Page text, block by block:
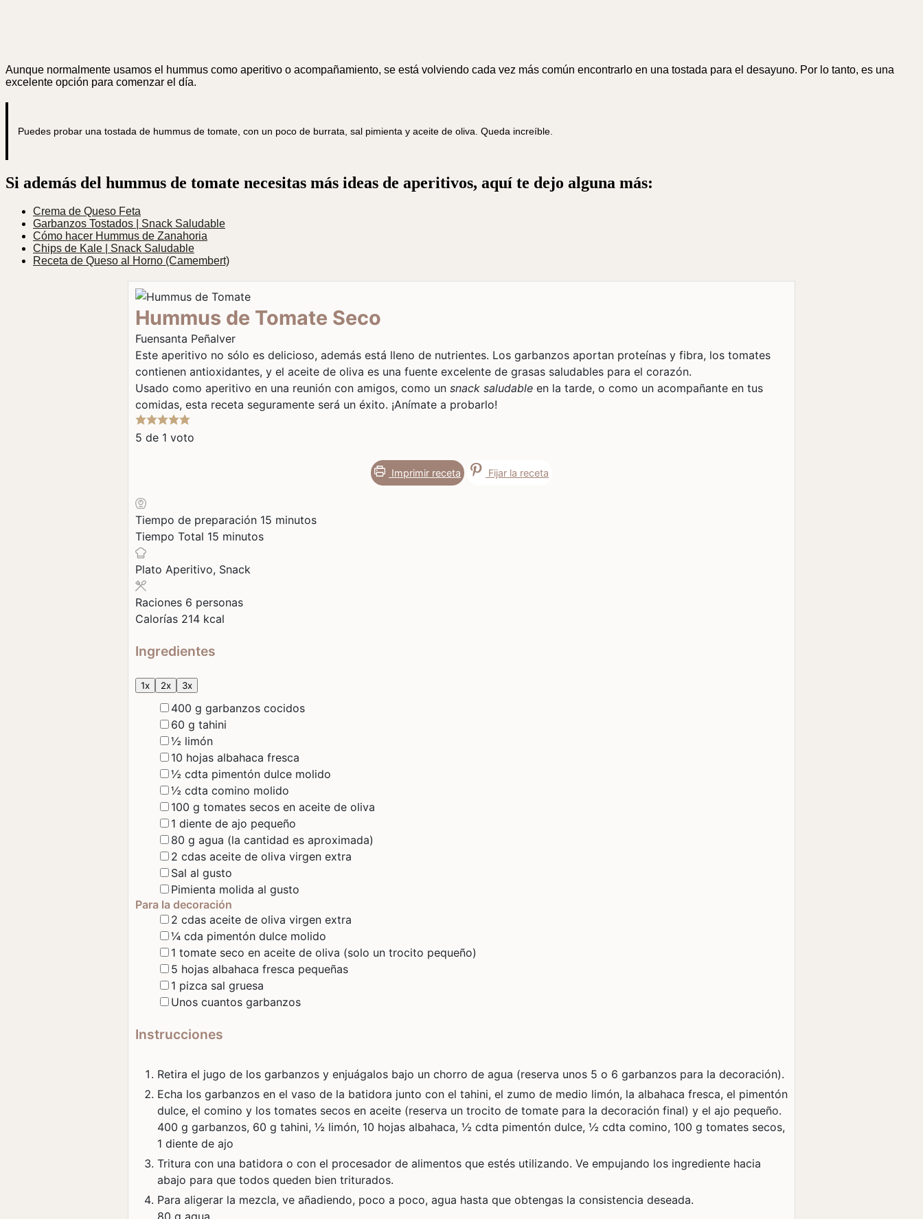
Aunque normalmente usamos el hummus como aperitivo o acompañamiento, se está volviendo cada vez más común encontrarlo en una tostada para el desayuno. Por lo tanto, es una
excelente opción para comenzar el día.
Puedes probar una tostada de hummus de tomate, con un poco de burrata, sal pimienta y aceite de oliva. Queda increíble.
Si además del hummus de tomate necesitas más ideas de aperitivos, aquí te dejo alguna más:
Crema de Queso Feta
Garbanzos Tostados | Snack Saludable
Cómo hacer Hummus de Zanahoria
Chips de Kale | Snack Saludable
Receta de Queso al Horno (Camembert)
Hummus de Tomate Seco
Fuensanta Peñalver
Este aperitivo no sólo es delicioso, además está lleno de nutrientes. Los garbanzos aportan proteínas y fibra, los tomates
contienen antioxidantes, y el aceite de oliva es una fuente excelente de grasas saludables para el corazón.
Usado como aperitivo en una reunión con amigos, como un snack saludable en la tarde, o como un acompañante en tus
comidas, esta receta seguramente será un éxito. ¡Anímate a probarlo!
5 de 1 voto
Imprimir receta Fijar la receta
Tiempo de preparación 15 minutos
minutos
Tiempo Total 15 minutos
minutos
Plato Aperitivo, Snack
Raciones 6 personas
Calorías 214 kcal
Ingredientes
1x 2x 3x
▢
400 g garbanzos cocidos
▢
60 g tahini
▢
½ limón
▢
10 hojas albahaca fresca
▢
½ cdta pimentón dulce molido
▢
½ cdta comino molido
▢
100 g tomates secos en aceite de oliva
▢
1 diente de ajo pequeño
▢
80 g agua (la cantidad es aproximada)
▢
2 cdas aceite de oliva virgen extra
▢
Sal al gusto
▢
Pimienta molida al gusto
Para la decoración
▢
2 cdas aceite de oliva virgen extra
▢
¼ cda pimentón dulce molido
▢
1 tomate seco en aceite de oliva (solo un trocito pequeño)
▢
5 hojas albahaca fresca pequeñas
▢
1 pizca sal gruesa
▢
Unos cuantos garbanzos
Instrucciones
Retira el jugo de los garbanzos y enjuágalos bajo un chorro de agua (reserva unos 5 o 6 garbanzos para la decoración).
Echa los garbanzos en el vaso de la batidora junto con el tahini, el zumo de medio limón, la albahaca fresca, el pimentón
dulce, el comino y los tomates secos en aceite (reserva un trocito de tomate para la decoración final) y el ajo pequeño.
400 g garbanzos, 60 g tahini, ½ limón, 10 hojas albahaca, ½ cdta pimentón dulce, ½ cdta comino, 100 g tomates secos,
1 diente de ajo
Tritura con una batidora o con el procesador de alimentos que estés utilizando. Ve empujando los ingrediente hacia
abajo para que todos queden bien triturados.
Para aligerar la mezcla, ve añadiendo, poco a poco, agua hasta que obtengas la consistencia deseada.
80 g agua